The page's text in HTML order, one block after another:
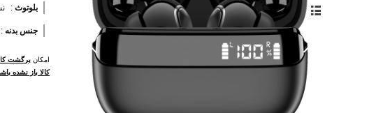
بلوتوث :
جنس بدنه :
امکان برگشت
کالا باز نشده